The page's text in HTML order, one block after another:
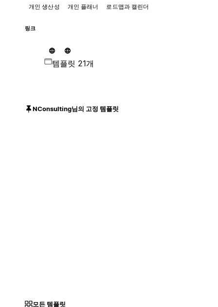
개인 생산성 개인 플래너 로드맵과 캘린더
링크
템플릿 21개
NConsulting님의 고정 템플릿
모든 템플릿